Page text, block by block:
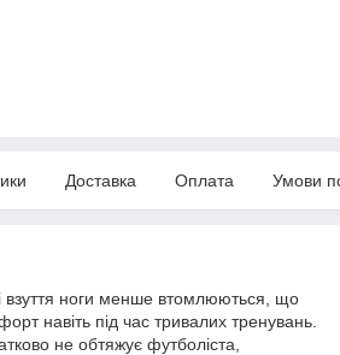
Доставка Оплата Умови
взуття ноги менше втомлюються, що
навіть під час тривалих тренувань.
не обтяжує футболіста,